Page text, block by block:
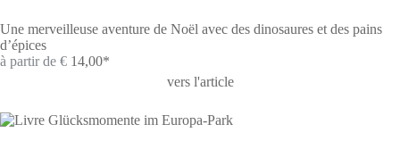
Une merveilleuse aventure de Noël avec des dinosaures et des pains
d’épices
à partir de € 14,00*
vers l'article